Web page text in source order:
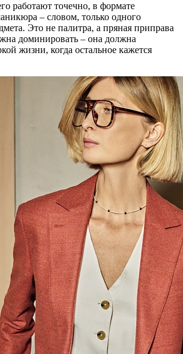
работают точечно, в формате
– словом, только одного
Это не палитра, а пряная приправа
доминировать – она должна
жизни, когда остальное кажется